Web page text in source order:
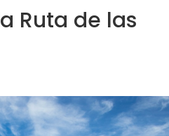
Ruta de las